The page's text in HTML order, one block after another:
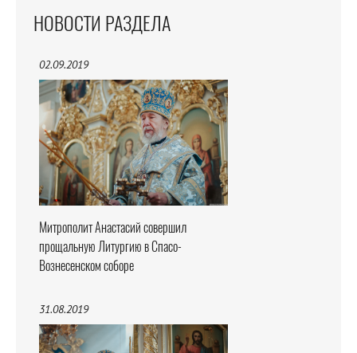
НОВОСТИ РАЗДЕЛА
02.09.2019
Митрополит Анастасий совершил
прощальную Литургию в Спасо-
Вознесенском соборе
31.08.2019